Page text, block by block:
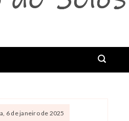
6 de janeiro de 2025